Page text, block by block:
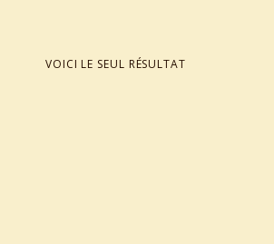
VOICI LE SEUL RÉSULTAT